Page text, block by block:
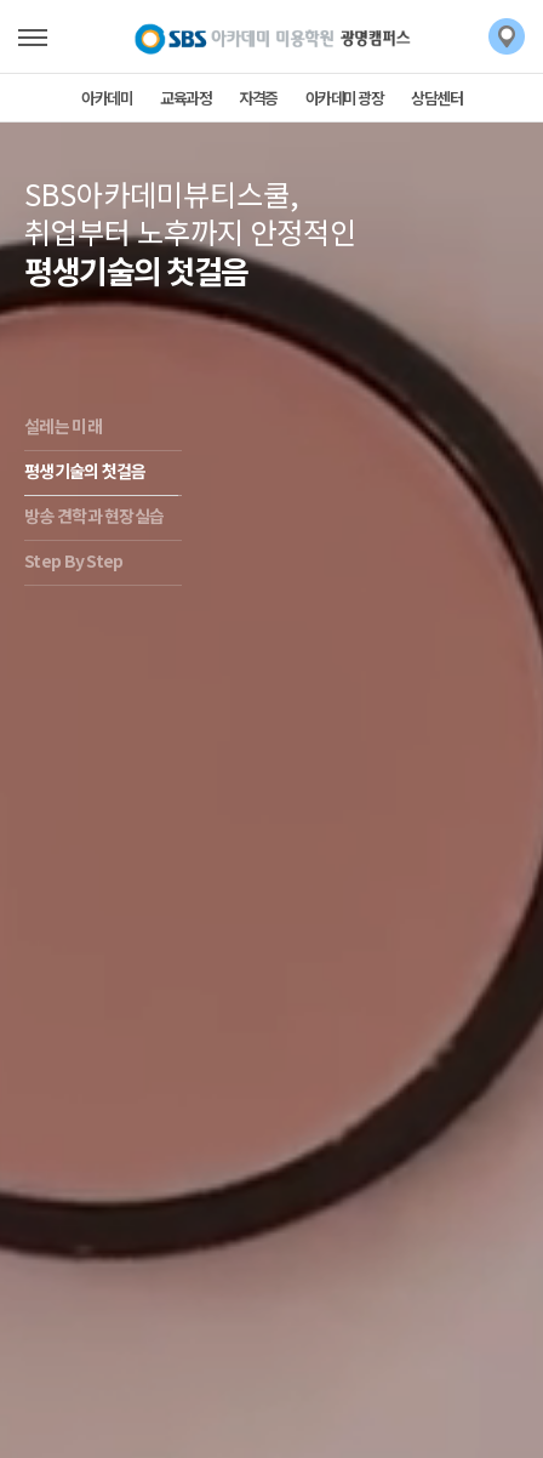
아카데미 교육과정 자격증 아카데미 광장 상담센터
SBS아카데미뷰티스쿨,
취업부터 노후까지 안정적인
평생기술의 첫걸음
설레는 미래
평생기술의 첫걸음
방송 견학과 현장실습
Step By Step